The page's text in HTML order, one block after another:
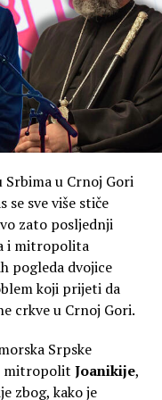
svemu za šta se
njih.
po izborima 2027.
predsjednik biti on.
nas šalju kod
kao premijer biće
Gdje bi im bio kraj
da štitim
Srbima u Crnoj Gori
sve više stiče
zato posljednji
i mitropolita
pogleda dvojice
koji prijeti da
crkve u Crnoj Gori.
Srpske
mitropolit Joanikije,
zbog, kako je